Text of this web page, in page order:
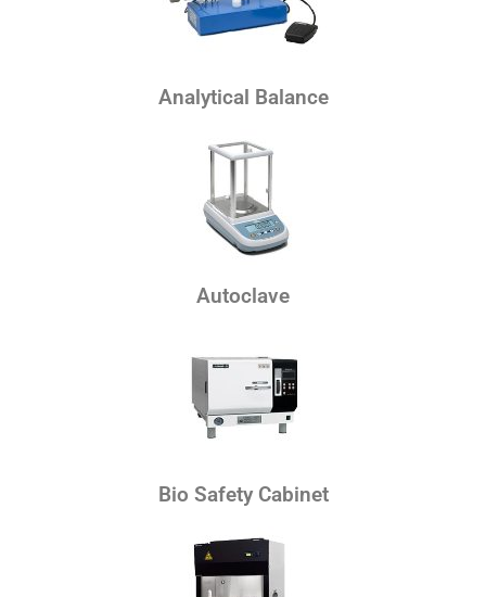
Analytical Balance
Autoclave
Bio Safety Cabinet